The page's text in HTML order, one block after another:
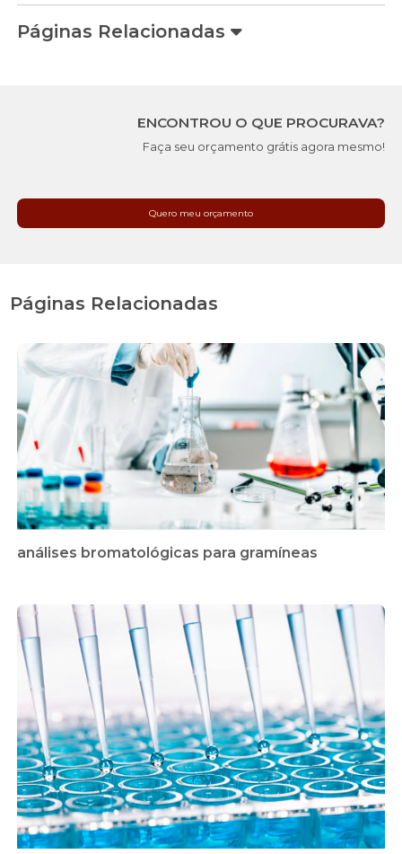
Páginas Relacionadas
ENCONTROU O QUE PROCURAVA?
Faça seu orçamento grátis agora mesmo!
Quero meu orçamento
Páginas Relacionadas
análises bromatológicas para gramíneas